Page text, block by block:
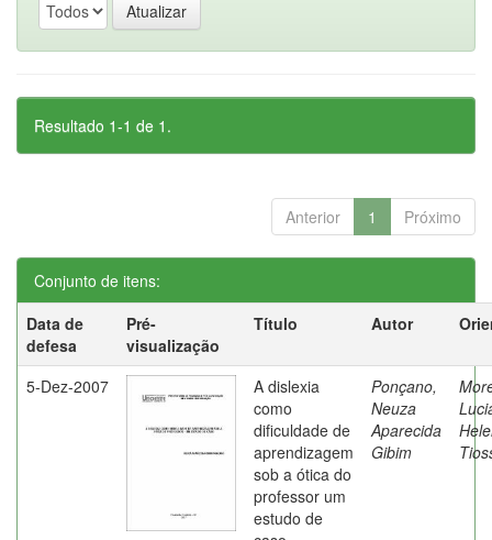
Resultado 1-1 de 1.
Anterior 1 Próximo
Conjunto de itens:
Data de
defesa
Pré-
visualização
Título Autor
5-Dez-2007
A dislexia
como
dificuldade de
aprendizagem
sob a ótica do
professor um
estudo de
Ponçano,
Neuza
Aparecida
Gibim